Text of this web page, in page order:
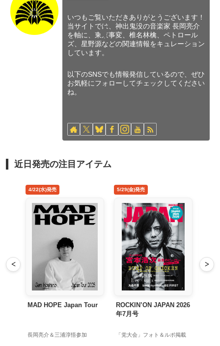
いつもご覧いただきありがとうございます！
当サイトでは、神出鬼没の音楽家 長岡亮介
を軸に、東京事変、椎名林檎、ペトロール
ズ、星野源などの関連情報をキュレーション
しています。
以下のSNSでも情報発信しているので、ぜひ
お気軽にフォローしてチェックしてください
ね。
近日発売の注目アイテム
<
5/29(金)発売
ROCKIN’ON JAPAN 2026
「党大会」フォト＆ルポ掲載
8/26(水)発売
禁じ手 アナログ盤
初回生産限定アナログ盤
>